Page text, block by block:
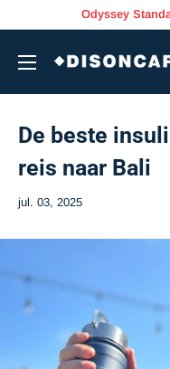
content
Odyssey
DISONCARE
De beste
reis naar Bali
jul. 03, 2025